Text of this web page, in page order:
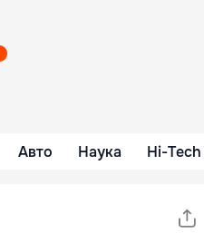
Авто Наука Hi-Tech